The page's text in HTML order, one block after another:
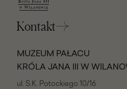
Kontakt
MUZEUM PAŁACU
KRÓLA JANA III W
ul. S.K. Potockiego 10/16